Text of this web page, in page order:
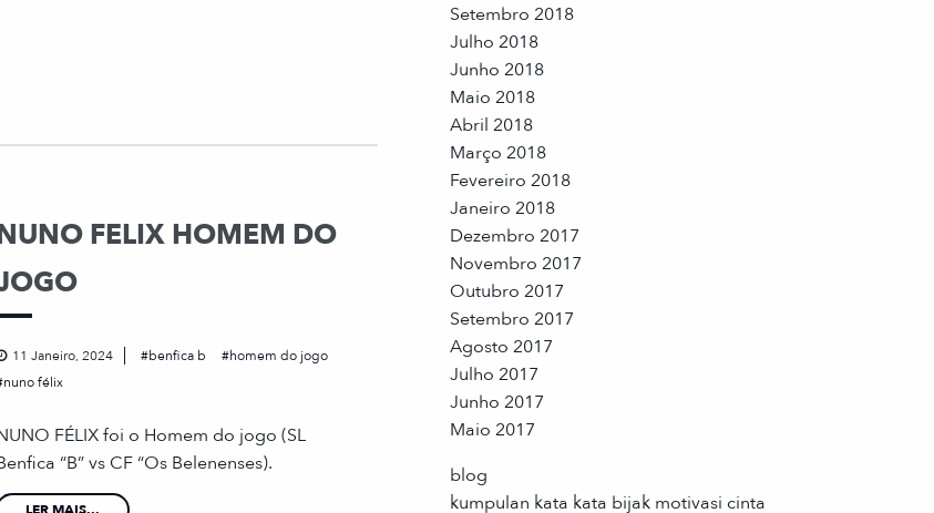
FELIX HOMEM DO
11 Janeiro, 2024 benfica b
homem do jogo
nuno félix
FÉLIX foi o Homem do jogo (SL
“B” vs CF “Os Belenenses).
Setembro 2018
Julho 2018
Junho 2018
Maio 2018
Abril 2018
Março 2018
Fevereiro 2018
Janeiro 2018
Dezembro 2017
Novembro 2017
Outubro 2017
Setembro 2017
Agosto 2017
Julho 2017
Junho 2017
Maio 2017
blog
kumpulan kata kata bijak motivasi cinta